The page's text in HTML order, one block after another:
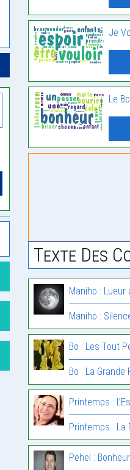
Je
Le
Texte Des
Maniho : Lueur
Maniho :
Bo : Les Tout
Bo : La Grande
Printemps :
Printemps : La
Pehel :